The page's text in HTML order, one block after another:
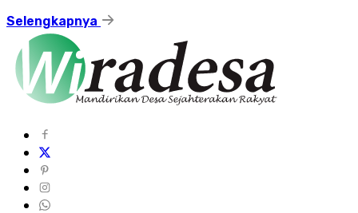
Selengkapnya